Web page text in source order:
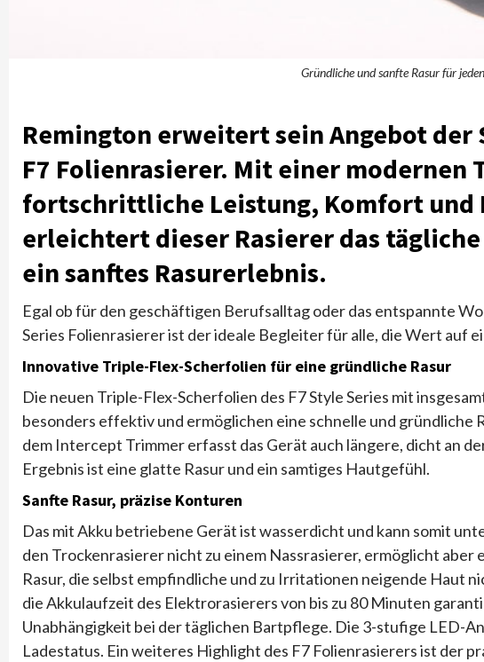
Gründliche und sanfte Rasur für
Remington erweitert sein Angebot der
F7 Folienrasierer. Mit einer modernen
fortschrittliche Leistung, Komfort und
erleichtert dieser Rasierer das
ein sanftes Rasurerlebnis.
Egal ob für den geschäftigen Berufsalltag oder das entspannte
Series Folienrasierer ist der ideale Begleiter für alle, die Wert auf
Innovative Triple-Flex-Scherfolien für eine gründliche Rasur
Die neuen Triple-Flex-Scherfolien des F7 Style Series mit
besonders effektiv und ermöglichen eine schnelle und gründliche
dem Intercept Trimmer erfasst das Gerät auch längere, dicht an
Ergebnis ist eine glatte Rasur und ein samtiges Hautgefühl.
Sanfte Rasur, präzise Konturen
Das mit Akku betriebene Gerät ist wasserdicht und kann somit
den Trockenrasierer nicht zu einem Nassrasierer, ermöglicht
Rasur, die selbst empfindliche und zu Irritationen neigende Haut
die Akkulaufzeit des Elektrorasierers von bis zu 80 Minuten
Unabhängigkeit bei der täglichen Bartpflege. Die 3-stufige LED-
Ladestatus. Ein weiteres Highlight des F7 Folienrasierers ist der